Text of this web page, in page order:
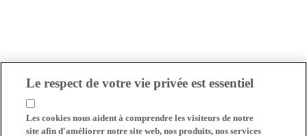
Le respect de votre vie privée est essentiel
Les cookies nous aident à comprendre les visiteurs de notre
site afin d'améliorer notre site web, nos produits, nos services